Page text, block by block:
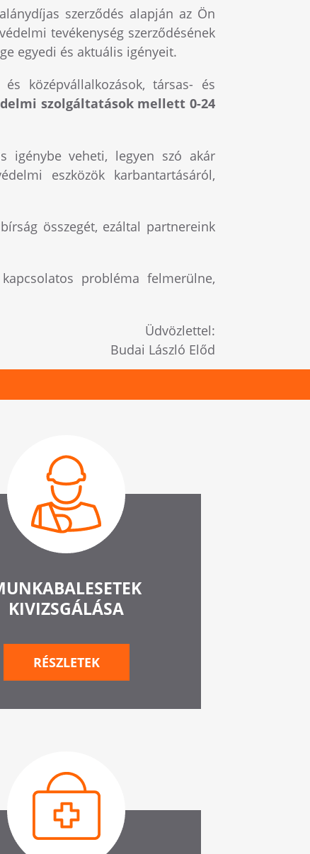
szerződés alapján az Ön
tevékenység szerződésének
egyedi és aktuális igényeit.
középvállalkozások, társas- és
szolgáltatások mellett 0-24
igénybe veheti, legyen szó akár
eszközök karbantartásáról,
összegét, ezáltal partnereink
probléma felmerülne,
Üdvözlettel:
Budai László Előd
KIVIZSGÁLÁSA
RÉSZLETEK